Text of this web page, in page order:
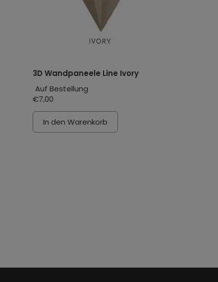
3D Wandpaneele Line Ivory
Auf Bestellung
€7,00
In den Warenkorb